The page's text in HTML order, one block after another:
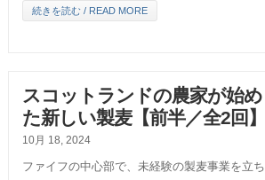
続きを読む / READ MORE
スコットランドの農家が始め
た新しい製麦【前半／全2回】
10月 18, 2024
ファイフの中心部で、未経験の製麦事業を立ち